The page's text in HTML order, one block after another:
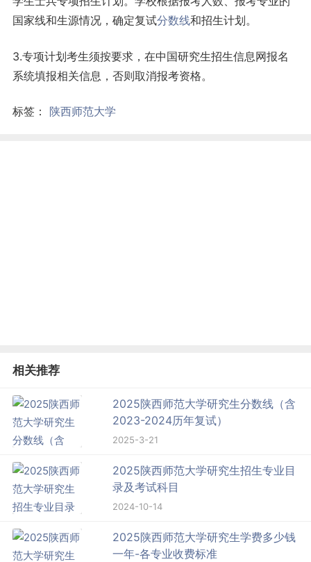
国家线和生源情况，确定复试分数线和招生计划。
3.专项计划考生须按要求，在中国研究生招生信息网报名
系统填报相关信息，否则取消报考资格。
标签： 陕西师范大学
相关推荐
2025陕西师范大学研究生分数线（含
2023-2024历年复试）
2025-3-21
2025陕西师范大学研究生招生专业目
录及考试科目
2024-10-14
2025陕西师范大学研究生学费多少钱
一年-各专业收费标准